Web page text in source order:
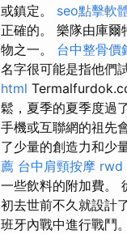
或鎮定。 seo點擊軟
正確的。 樂隊由庫爾
物之一。 台中整骨價
名字很可能是指他們
html
鬆，夏季的夏季度過
手機或互聯網的祖先
了少量的創造力和少
薦 台中肩頸按摩 rwd
一些飲料的附加費。
初去世前不久就設計
班牙內戰中進行戰鬥。